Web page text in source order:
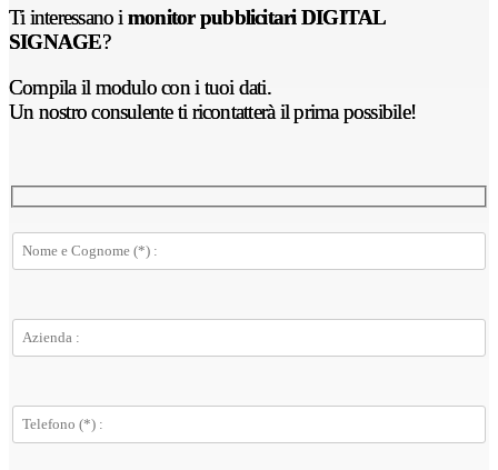
Ti interessano i monitor pubblicitari DIGITAL
SIGNAGE?
Compila il modulo con i tuoi dati.
Un nostro consulente ti ricontatterà il prima possibile!